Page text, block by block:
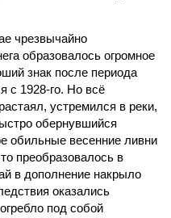
чрезвычайно
образовалось огромное
знак после периода
с 1928-го. Но всё
устремился в реки,
обернувшийся
обильные весенние ливни
преобразовалось в
в дополнение накрыло
оказались
под собой